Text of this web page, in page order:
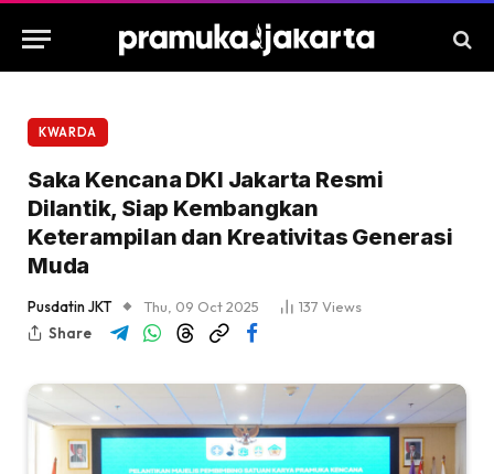
KWARDA
Saka Kencana DKI Jakarta Resmi
Dilantik, Siap Kembangkan
Keterampilan dan Kreativitas Generasi
Muda
Pusdatin JKT Thu, 09 Oct 2025 137 Views
Share